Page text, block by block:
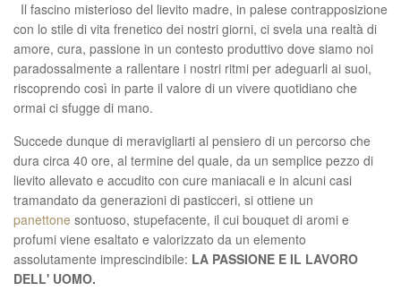
Il fascino misterioso del lievito madre, in palese contrapposizione
con lo stile di vita frenetico dei nostri giorni, ci svela una realtà di
amore, cura, passione in un contesto produttivo dove siamo noi
paradossalmente a rallentare i nostri ritmi per adeguarli ai suoi,
riscoprendo così in parte il valore di un vivere quotidiano che
ormai ci sfugge di mano.
Succede dunque di meravigliarti al pensiero di un percorso che
dura circa 40 ore, al termine del quale, da un semplice pezzo di
lievito allevato e accudito con cure maniacali e in alcuni casi
tramandato da generazioni di pasticceri, si ottiene un
panettone sontuoso, stupefacente, il cui bouquet di aromi e
profumi viene esaltato e valorizzato da un elemento
assolutamente imprescindibile: LA PASSIONE E IL LAVORO
DELL' UOMO.